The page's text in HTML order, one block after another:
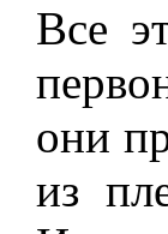
Все
они
из